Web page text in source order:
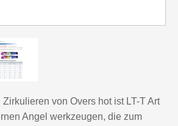
von Overs hot ist LT-T Art
Angel werkzeugen, die zum